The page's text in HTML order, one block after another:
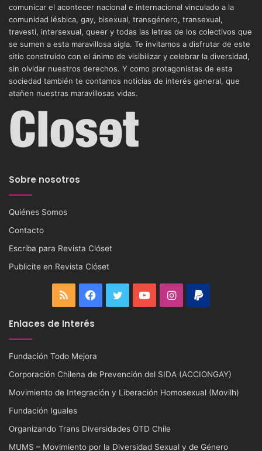
comunicar el acontecer nacional e internacional vinculado a la
comunidad lésbica, gay, bisexual, transgénero, transexual,
travesti, intersexual, queer y todas las letras de los colectivos que
se sumen a esta maravillosa sigla. Te invitamos a disfrutar de este
sitio construido con el ánimo de visibilizar y celebrar la diversidad,
sin olvidar nuestros derechos. Y como protagonistas de esta
sociedad también te contamos noticias de interés general, que
atañen nuestras maravillosas vidas.
Sobre nosotros
Quiénes Somos
Contacto
Escriba para Revista Clóset
Publicite en Revista Clóset
RSS Facebook
TwitterYouTubeInstagram
PayPal
Enlaces de Interés
Fundación Todo Mejora
Corporación Chilena de Prevención del SIDA (ACCIONGAY)
Movimiento de Integración y Liberación Homosexual (Movilh)
Fundación Iguales
Organizando Trans Diversidades OTD Chile
MUMS – Movimiento por la Diversidad Sexual y de Género